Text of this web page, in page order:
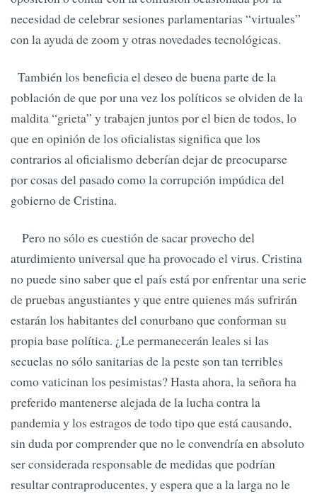
necesidad de celebrar sesiones parlamentarias “virtuales”
con la ayuda de zoom y otras novedades tecnológicas.
También los beneficia el deseo de buena parte de la
población de que por una vez los políticos se olviden de la
maldita “grieta” y trabajen juntos por el bien de todos, lo
que en opinión de los oficialistas significa que los
contrarios al oficialismo deberían dejar de preocuparse
por cosas del pasado como la corrupción impúdica del
gobierno de Cristina.
Pero no sólo es cuestión de sacar provecho del
aturdimiento universal que ha provocado el virus. Cristina
no puede sino saber que el país está por enfrentar una serie
de pruebas angustiantes y que entre quienes más sufrirán
estarán los habitantes del conurbano que conforman su
propia base política. ¿Le permanecerán leales si las
secuelas no sólo sanitarias de la peste son tan terribles
como vaticinan los pesimistas? Hasta ahora, la señora ha
preferido mantenerse alejada de la lucha contra la
pandemia y los estragos de todo tipo que está causando,
sin duda por comprender que no le convendría en absoluto
ser considerada responsable de medidas que podrían
resultar contraproducentes, y espera que a la larga no le